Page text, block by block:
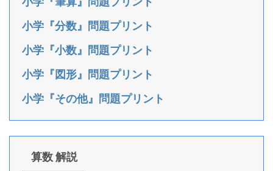
小学『分数』問題プリント
小学『小数』問題プリント
小学『図形』問題プリント
小学『その他』問題プリント
算数 解説